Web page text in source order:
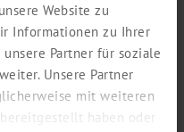
Website zu
Informationen zu Ihrer
Partner für soziale
Unsere Partner
mit weiteren
haben oder